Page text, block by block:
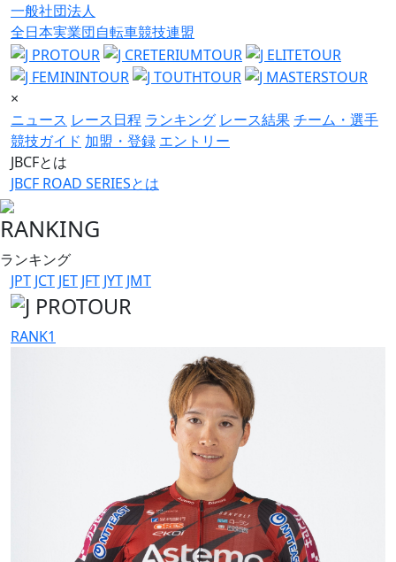
一般社団法人
全日本実業団自転車競技連盟
×
ニュース レース日程 ランキング レース結果チーム・選手
競技ガイド 加盟・登録 エントリー
JBCFとは
JBCF ROAD SERIESとは
RANKING
ランキング
JPT JCT JET JFT JYT JMT
RANK1